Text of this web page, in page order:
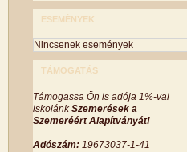
ESEMÉNYEK
Nincsenek események
TÁMOGATÁS
Támogassa Ön is adója 1%-val
iskolánkSzemerések a
Szemeréért Alapítványát!
Adószám: 19673037-1-41